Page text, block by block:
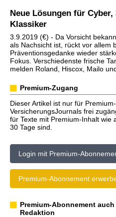
Neue Lösungen für
Klassiker
3.9.2019 (€) - Da Vorsicht
als Nachsicht ist, rückt vor allem
Präventionsgedanke wieder
Fokus. Verschiedenste frische
melden Roland, Hiscox, Mailo
Premium-Zugang
Dieser Artikel ist nur für
VersicherungsJournals frei
für Texte mit Premium-Inhalt wie
30 Tage sind.
Login mit Premium-
Premium-Abonnement
Premium-Abonnement
Redaktion